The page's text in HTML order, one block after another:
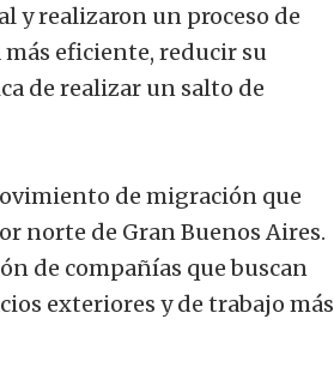
y realizaron un proceso de
eficiente, reducir su
de realizar un salto de
de migración que
norte de Gran Buenos Aires.
de compañías que buscan
exteriores y de trabajo más